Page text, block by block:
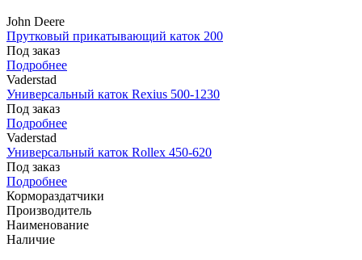
John Deere
Прутковый прикатывающий каток 200
Под заказ
Подробнее
Vaderstad
Универсальный каток Rexius 500-1230
Под заказ
Подробнее
Vaderstad
Универсальный каток Rollex 450-620
Под заказ
Подробнее
Кормораздатчики
Производитель
Наименование
Наличие